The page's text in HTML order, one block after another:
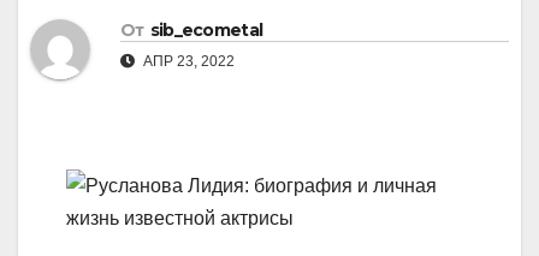
От sib_ecometal
АПР 23, 2022